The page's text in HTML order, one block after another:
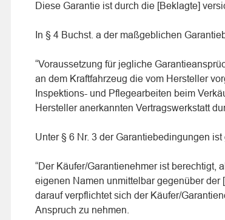
Diese Garantie ist durch die [Beklagte]
In § 4 Buchst. a der maßgeblichen
“Voraussetzung für jegliche
an dem Kraftfahrzeug die vom Hersteller
Inspektions- und Pflegearbeiten beim
Hersteller anerkannten Vertragswerkstatt
Unter § 6 Nr. 3 der Garantiebedingungen ist
“Der Käufer/Garantienehmer ist berechtigt,
eigenen Namen unmittelbar gegenüber
darauf verpflichtet sich der Käufer/
Anspruch zu nehmen.